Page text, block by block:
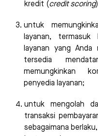
kredit (credit scoring
untuk
layanan,
layanan yang
tersedia
memungkinkan
penyedia layanan;
untuk mengolah
transaksi
sebagaimana